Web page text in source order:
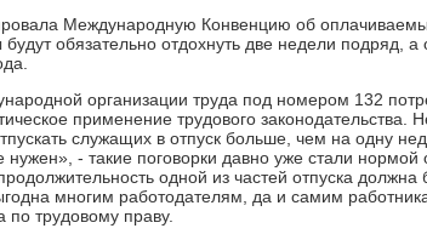
Международную Конвенцию об
обязательно отдохнуть две недели подряд, а
организации труда под номером 132
применение трудового законодательства.
служащих в отпуск больше, чем на одну
нужен», - такие поговорки давно уже стали
одной из частей отпуска
многим работодателям, да и самим
по трудовому праву.